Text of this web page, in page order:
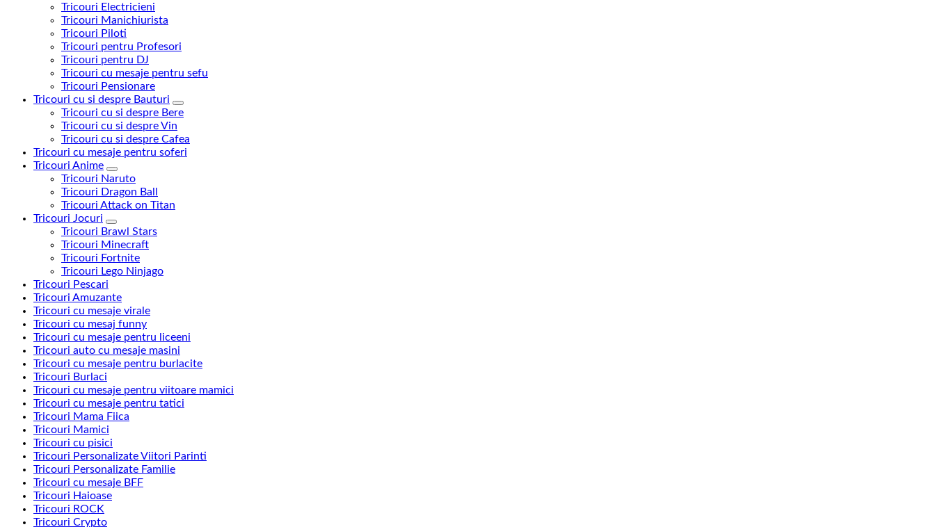
Tricouri Electricieni
Tricouri Manichiurista
Tricouri Piloti
Tricouri pentru Profesori
Tricouri pentru DJ
Tricouri cu mesaje pentru sefu
Tricouri Pensionare
Tricouri cu si despre Bauturi
Tricouri cu si despre Bere
Tricouri cu si despre Vin
Tricouri cu si despre Cafea
Tricouri cu mesaje pentru soferi
Tricouri Anime
Tricouri Naruto
Tricouri Dragon Ball
Tricouri Attack on Titan
Tricouri Jocuri
Tricouri Brawl Stars
Tricouri Minecraft
Tricouri Fortnite
Tricouri Lego Ninjago
Tricouri Pescari
Tricouri Amuzante
Tricouri cu mesaje virale
Tricouri cu mesaj funny
Tricouri cu mesaje pentru liceeni
Tricouri auto cu mesaje masini
Tricouri cu mesaje pentru burlacite
Tricouri Burlaci
Tricouri cu mesaje pentru viitoare mamici
Tricouri cu mesaje pentru tatici
Tricouri Mama Fiica
Tricouri Mamici
Tricouri cu pisici
Tricouri Personalizate Viitori Parinti
Tricouri Personalizate Familie
Tricouri cu mesaje BFF
Tricouri Haioase
Tricouri ROCK
Tricouri Crypto